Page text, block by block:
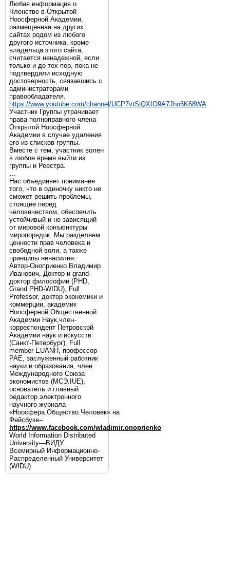
Любая информация о
Членстве в Открытой
Ноосферной Академии,
размещенная на других
сайтах родом из любого
другого источника, кроме
владельца этого сайта,
считается ненадежной, если
только и до тех пор, пока не
подтвердили исходную
достоверность, связавшись с
администраторами
правообладателя.
https://www.youtube.com/channel/UCP7vtSiQXIO9A7Jho6K68WA
Участник Группы утрачивает
права полноправного члена
Открытой Ноосферной
Академии в случае удаления
его из списков группы.
Вместе с тем, участник волен
в любое время выйти из
группы и Реестра.
…
Нас объединяет понимание
того, что в одиночку никто не
сможет решить проблемы,
стоящие перед
человечеством, обеспечить
устойчивый и не зависящий
от мировой конъюнктуры
миропорядок. Мы разделяем
ценности прав человека и
свободной воли, а также
принципы ненасилия.
Автор-Оноприенко Владимир
Иванович, Доктор и grand-
доктор философии (PHD,
Grand PHD-WIDU), Full
Professor, доктор экономики и
коммерции, академик
Ноосферной Общественной
Академии Наук,член-
корреспондент Петровской
Академии наук и искусств
(Санкт-Петербург), Full
member EUANH, профессор
РАЕ, заслуженный работник
науки и образования, член
Международного Союза
экономистов (МСЭ.IUE),
основатель и главный
редактор электронного
научного журнала
«Ноосфера.Общество.Человек».на
Фейсбуке--
https://www.facebook.com/wladimir.onoprienko
World Information Distributed
University—ВИДУ
Всемирный Информационно-
Распределенный Университет
(WIDU)